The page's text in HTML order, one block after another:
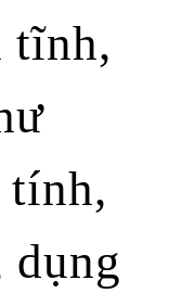
tĩnh,
tính,